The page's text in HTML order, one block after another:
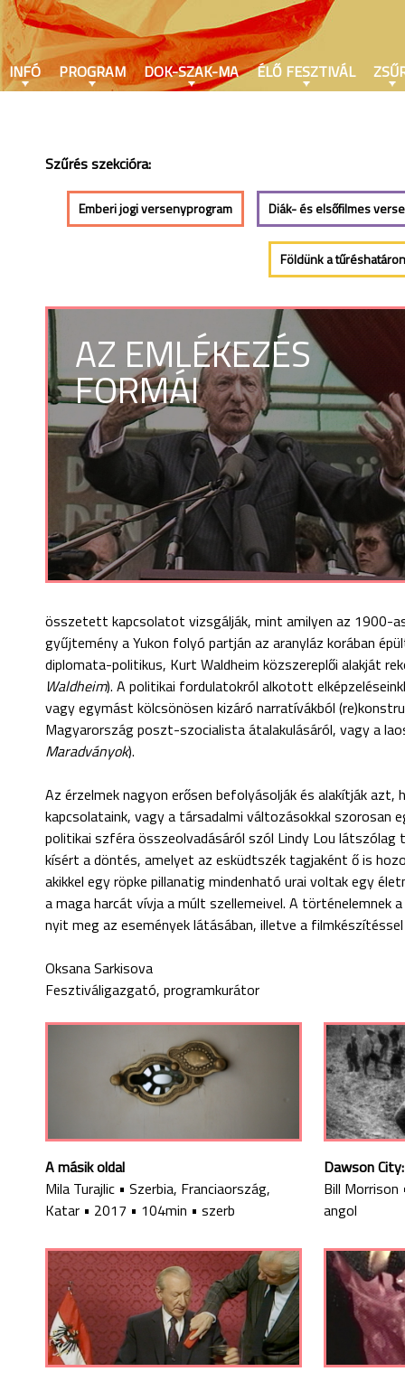
Szűrés szekcióra:
Emberi jogi versenyprogram Diák- és elsőfilmes
Földünk a tűréshatáron
AZ EMLÉKEZÉS
FORMÁI
összetett kapcsolatot vizsgálják, mint amilyen az 1900-
gyűjtemény a Yukon folyó partján az aranyláz korában
diplomata-politikus, Kurt Waldheim közszereplői alakját
Waldheim). A politikai fordulatokról alkotott
vagy egymást kölcsönösen kizáró narratívákból
Magyarország poszt-szocialista átalakulásáról, vagy a
Maradványok).
Az érzelmek nagyon erősen befolyásolják és alakítják
kapcsolataink, vagy a társadalmi változásokkal szorosan
politikai szféra összeolvadásáról szól Lindy Lou
kísért a döntés, amelyet az esküdtszék tagjaként ő is
akikkel egy röpke pillanatig mindenható urai voltak egy
a maga harcát vívja a múlt szellemeivel. A történelemnek
nyit meg az események látásában, illetve a
Oksana Sarkisova
Fesztiváligazgató, programkurátor
A másik oldal
Mila Turajlic • Szerbia, Franciaország,
Katar • 2017 • 104min • szerb
Dawson
Bill Morrison
angol
INFÓ PROGRAM DOK-SZAK-MA ÉLŐ FESZTIVÁL